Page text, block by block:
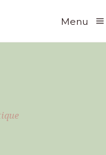
Menu